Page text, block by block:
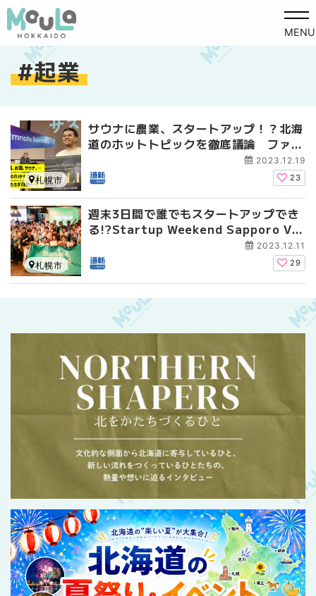
MENU
起業
サウナに農業、スタートアップ！？北海
道のホットトピックを徹底議論 ファー
ムノートサミットに行ってきた！2023.12.19
23
札幌市
週末3日間で誰でもスタートアップでき
る!?Startup Weekend Sapporo Vo
2023.12.11
29
札幌市